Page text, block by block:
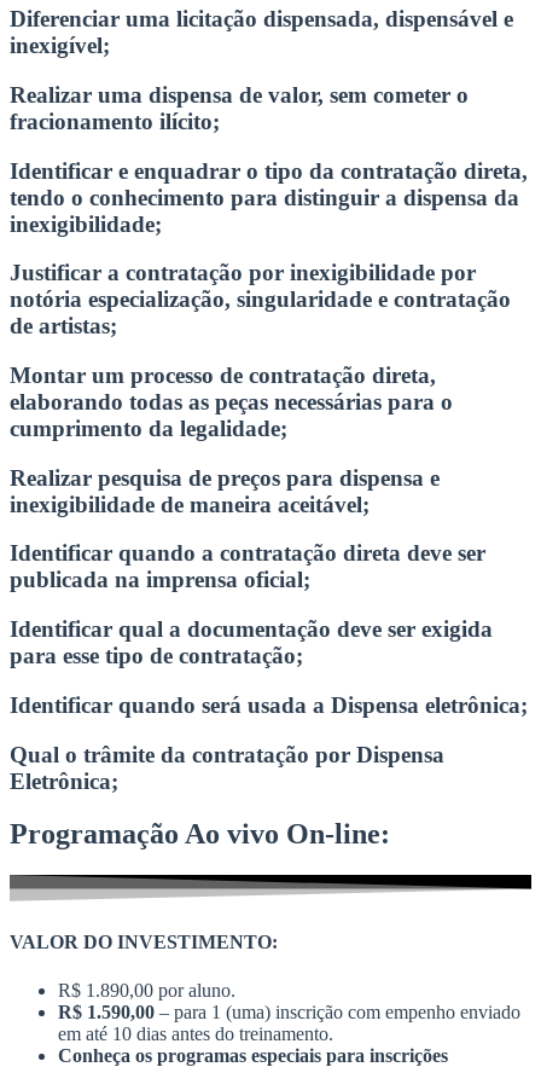
Diferenciar uma licitação dispensada, dispensável e
inexigível;
Realizar uma dispensa de valor, sem cometer o
fracionamento ilícito;
Identificar e enquadrar o tipo da contratação direta,
tendo o conhecimento para distinguir a dispensa da
inexigibilidade;
Justificar a contratação por inexigibilidade por
notória especialização, singularidade e contratação
de artistas;
Montar um processo de contratação direta,
elaborando todas as peças necessárias para o
cumprimento da legalidade;
Realizar pesquisa de preços para dispensa e
inexigibilidade de maneira aceitável;
Identificar quando a contratação direta deve ser
publicada na imprensa oficial;
Identificar qual a documentação deve ser exigida
para esse tipo de contratação;
Identificar quando será usada a Dispensa eletrônica;
Qual o trâmite da contratação por Dispensa
Eletrônica;
Programação Ao vivo On-line:
VALOR DO INVESTIMENTO:
R$ 1.890,00 por aluno.
R$ 1.590,00 – para 1 (uma) inscrição com empenho enviado
em até 10 dias antes do treinamento.
Conheça os programas especiais para inscrições